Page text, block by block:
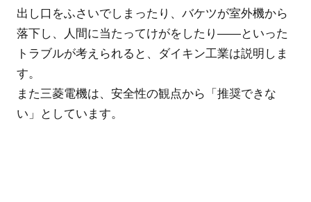
出し口をふさいでしまったり、バケツが室外機から
落下し、人間に当たってけがをしたり――といった
トラブルが考えられると、ダイキン工業は説明しま
す。
また三菱電機は、安全性の観点から「推奨できな
い」としています。